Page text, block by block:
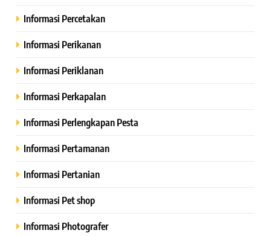
Informasi Percetakan
Informasi Perikanan
Informasi Periklanan
Informasi Perkapalan
Informasi Perlengkapan Pesta
Informasi Pertamanan
Informasi Pertanian
Informasi Pet shop
Informasi Photografer